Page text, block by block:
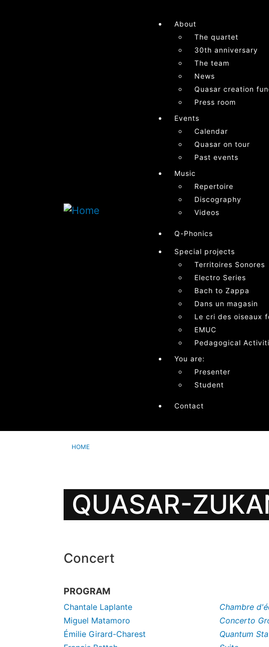
About
The quartet
30th anniversary
The team
News
Quasar creation
Press room
Events
Calendar
Quasar on tour
Past events
Music
Repertoire
Discography
Videos
Q-Phonics
Special projects
Territoires Sonores
Electro Series
Bach to Zappa
Dans un magasin
Le cri des oiseaux
EMUC
Pedagogical
You are:
Presenter
Student
Contact
HOME
QUASAR-
Concert
PROGRAM
Chantale Laplante
Chambre
Miguel Matamoro
Concerto
Émilie Girard-Charest
Quantum